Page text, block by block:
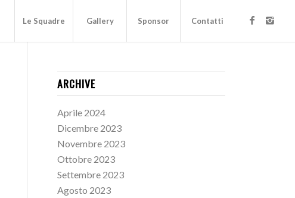
Le Squadre Gallery Sponsor Contatti
ARCHIVE
Aprile 2024
Dicembre 2023
Novembre 2023
Ottobre 2023
Settembre 2023
Agosto 2023